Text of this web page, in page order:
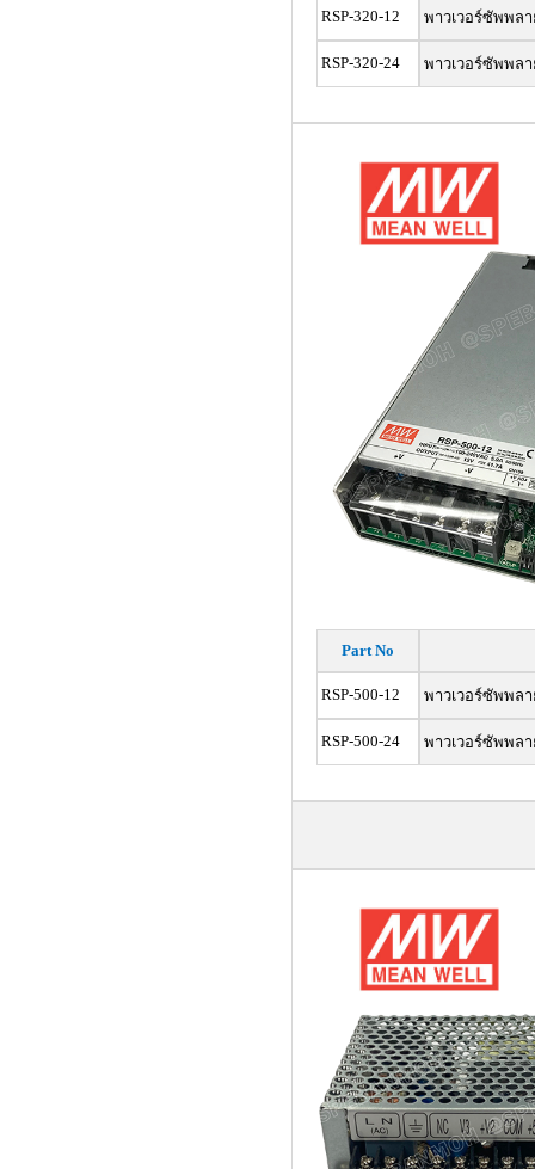
RSP-320-12 พาวเวอร์ซัพพลา
RSP-320-24 พาวเวอร์ซัพพลา
Part No
RSP-500-12 พาวเวอร์ซัพพลา
RSP-500-24 พาวเวอร์ซัพพลา